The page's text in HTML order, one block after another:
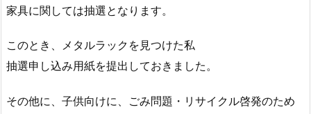
家具に関しては抽選となります。
このとき、メタルラックを見つけた私
抽選申し込み用紙を提出しておきました。
その他に、子供向けに、ごみ問題・リサイクル啓発のため